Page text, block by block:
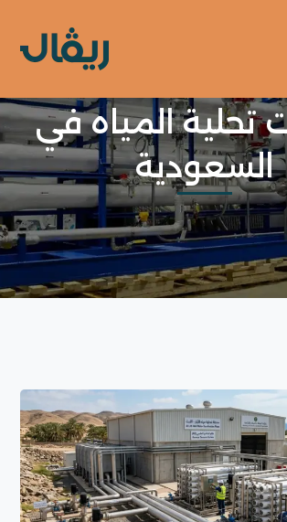
المياه في
السعودية